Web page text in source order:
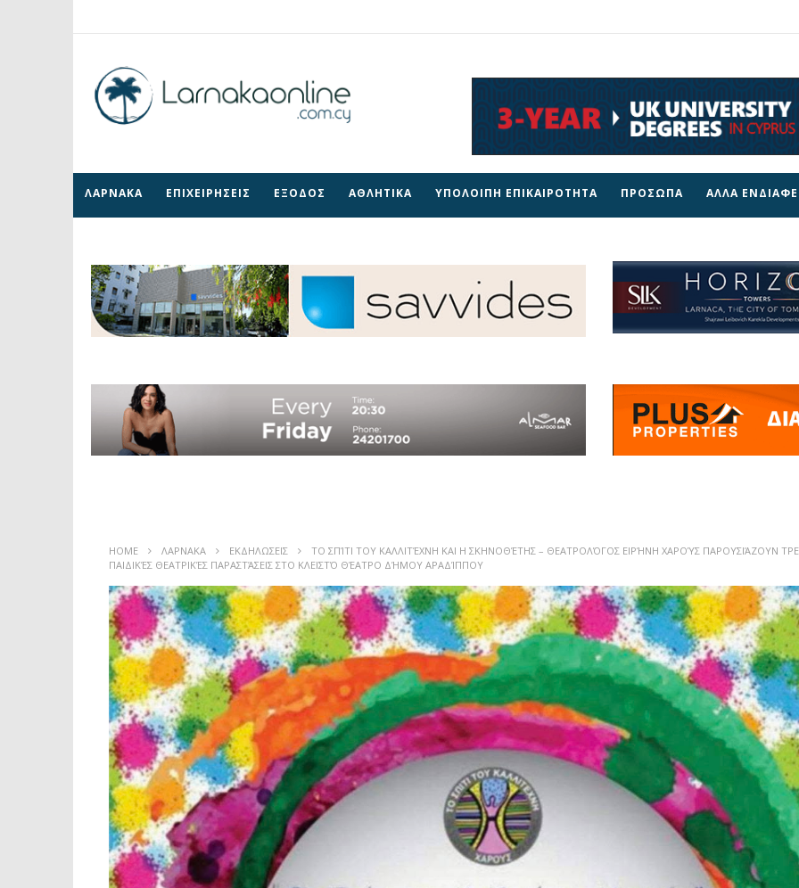
ΛΑΡΝΑΚΑ ΕΠΙΧΕΙΡΗΣΕΙΣ ΕΞΟΔΟΣ ΑΘΛΗΤΙΚΑ ΥΠΟΛΟΙΠΗ ΕΠΙΚΑΙΡΟΤΗΤΑ ΠΡΟΣΩΠΑ ΑΛΛΑ
HOME ΛΑΡΝΑΚΑ ΕΚΔΗΛΩΣΕΙΣ
ΤΟ ΣΠΊΤΙ ΤΟΥ ΚΑΛΛΙΤΈΧΝΗ ΚΑΙ Η ΣΚΗΝΟΘΈΤΗΣ – ΘΕΑΤΡΟΛΌΓΟΣ ΕΙΡΉΝΗ ΧΑΡΟΎΣ ΠΑΡΟΥΣΙΆΖΟΥΝ
ΠΑΙΔΙΚΈΣ ΘΕΑΤΡΙΚΈΣ ΠΑΡΑΣΤΆΣΕΙΣ ΣΤΟ ΚΛΕΙΣΤΌ ΘΈΑΤΡΟ ΔΉΜΟΥ ΑΡΑΔΊΠΠΟΥ